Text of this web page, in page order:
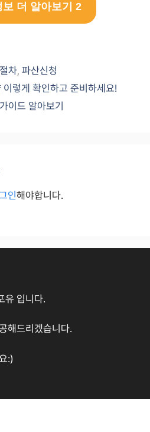
보 더 알아보기 2
절차,파산신청
렇게 확인하고 준비하세요!
이드 알아보기
인해야합니다.
유 입니다.
해드리겠습니다.
:)